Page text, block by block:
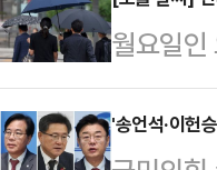
는 '현장
은 25%
이준석
하는 두
갑자기
월요일
릴 전망
기상청
'송언석·이헌